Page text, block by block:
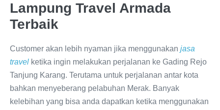
Lampung Travel Armada
Terbaik
Customer akan lebih nyaman jika menggunakan jasa
travel ketika ingin melakukan perjalanan ke Gading Rejo
Tanjung Karang. Terutama untuk perjalanan antar kota
bahkan menyeberang pelabuhan Merak. Banyak
kelebihan yang bisa anda dapatkan ketika menggunakan